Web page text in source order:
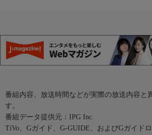
番組内容、放送時間などが実際の放送内容と
す。
番組データ提供元：IPG Inc.
TiVo、Gガイド、G-GUIDE、およびGガイド